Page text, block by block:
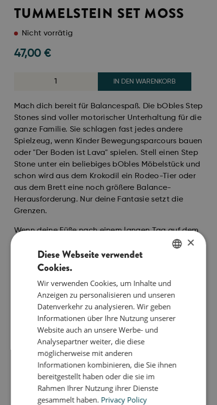
TUMMELSTEIN SET MOSS
Nicht vorrätig
47,00 €
IN DEN WARENKORB
Mach dich bereit für Balancespaß. Die bObles Step
Stones sind voller motorischer Unterhaltung für die
ganze Familie. Sie schlagen fast jedes andere
Spielzeug, wenn Kinder Bewegungsparcours bauen
oder "Der Boden ist Lava" spielen. Stell einen Step
Stone unter ein beliebiges bObles Möbelstück und
schon wird aus dem Krokodil ein Rodeo-Tier oder
aus dem Brett eine noch größere Balance-
Herausforderung. Nur deine Fantasie setzt die
Grenzen.
Wenn deine Füße nach einem langen Tag auf dem
Spielplatz oder im Büro müde sind, sind die Step
Stones perfekt für eine kleine Fußmassage. Leg sie
einfach in die Küche, während du aufräumst, und
Fußsohlen. Die Step Stones passen perfekt in kleine
Kinderhände und lassen sich leicht greifen.
Die bObles Möbel in den Marble-Nature-Farben
sind eine stilvolle und vielseitige Ergänzung für
dein Zuhause. Die warmen Marmortöne, inspiriert
von den Elementen der Natur, fügen sich
harmonisch in deine Einrichtung ein und schaffen
eine ruhige, spielerische Atmosphäre - zur Freude
von Klein und Groß.
DANISH
×
Diese Webseite verwendet
Cookies.
Wir verwenden Cookies, um Inhalte und
Anzeigen zu personalisieren und unseren
Datenverkehr zu analysieren. Wir geben
Informationen über Ihre Nutzung unserer
Website auch an unsere Werbe- und
Analysepartner weiter, die diese
möglicherweise mit anderen
Informationen kombinieren, die Sie ihnen
bereitgestellt haben oder die sie im
Rahmen Ihrer Nutzung ihrer Dienste
gesammelt haben. Privacy Policy